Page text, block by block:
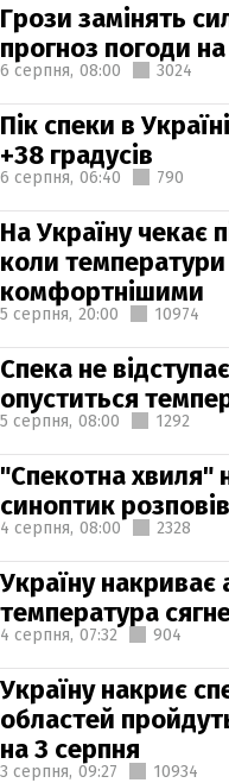
Грози замінять
прогноз погоди
6 серпня, 08:00 3024
Пік спеки в
+38 градусів
6 серпня, 06:40 790
На Україну чекає
коли температури
комфортнішими
5 серпня, 20:00 10974
Спека не
опуститься
5 серпня, 08:00 1292
"Спекотна хвиля"
синоптик
4 серпня, 08:00 2328
Україну
температура
4 серпня, 07:32 904
Україну накриє
областей
на 3 серпня
3 серпня, 09:27 10934